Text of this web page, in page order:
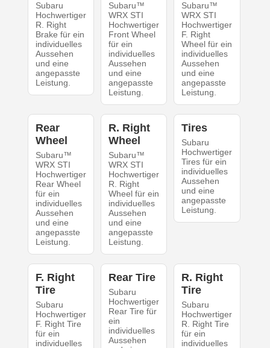
Subaru
Hochwertiger
R. Right
Brake für ein
individuelles
Aussehen
und eine
angepasste
Leistung.
Subaru™
WRX STI
Hochwertiger
Front Wheel
für ein
individuelles
Aussehen
und eine
angepasste
Leistung.
Subaru™
WRX STI
Hochwertiger
F. Right
Wheel für ein
individuelles
Aussehen
und eine
angepasste
Leistung.
Rear
Wheel
Subaru™
WRX STI
Hochwertiger
Rear Wheel
für ein
individuelles
Aussehen
und eine
angepasste
Leistung.
R. Right
Wheel
Subaru™
WRX STI
Hochwertiger
R. Right
Wheel für ein
individuelles
Aussehen
und eine
angepasste
Leistung.
Tires
Subaru
Hochwertiger
Tires für ein
individuelles
Aussehen
und eine
angepasste
Leistung.
F. Right
Tire
Subaru
Hochwertiger
F. Right Tire
für ein
individuelles
Rear Tire
Subaru
Hochwertiger
Rear Tire für
ein
individuelles
Aussehen
R. Right
Tire
Subaru
Hochwertiger
R. Right Tire
für ein
individuelles